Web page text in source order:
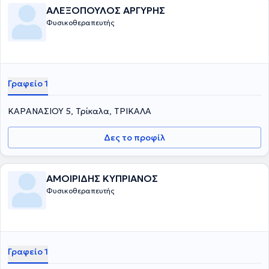
ΑΛΕΞΟΠΟΥΛΟΣ ΑΡΓΥΡΗΣ
Φυσικοθεραπευτής
Γραφείο 1
ΚΑΡΑΝΑΣΙΟΥ 5, Τρίκαλα, ΤΡΙΚΑΛΑ
Δες το προφίλ
ΑΜΟΙΡΙΔΗΣ ΚΥΠΡΙΑΝΟΣ
Φυσικοθεραπευτής
Γραφείο 1